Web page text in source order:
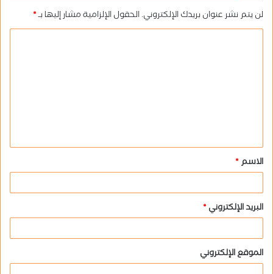
لن يتم نشر عنوان بريدك الإلكتروني.الحقول الإلزامية مشار إليها بـ*
ق
*
الاسم*
البريد الإلكتروني*
الموقع الإلكتروني